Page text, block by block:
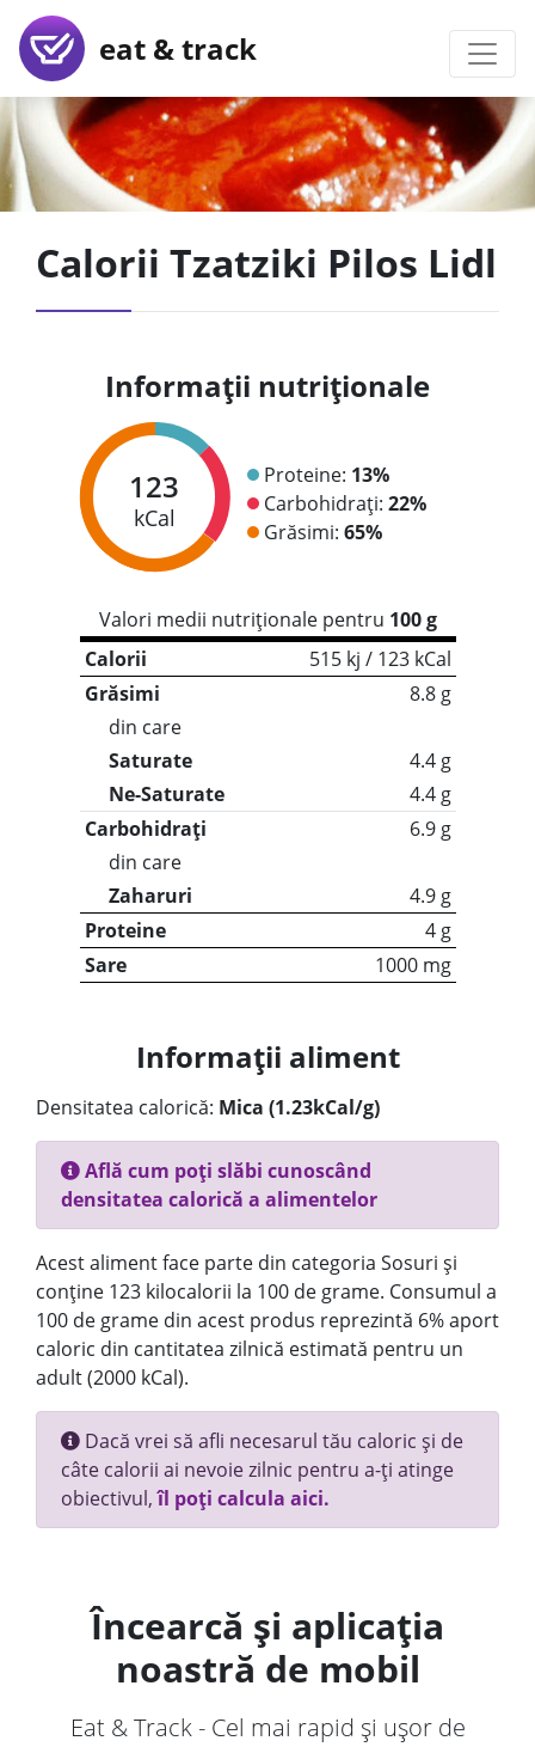
eat & track
Calorii Tzatziki Pilos Lidl
Informații nutriționale
123
kCal
Proteine: 13%
Carbohidrați: 22%
Grăsimi: 65%
Valori medii nutriționale pentru 100 g
Calorii
515 kj / 123 kCal
Grăsimi
8.8 g
din care
Saturate
4.4 g
Ne-Saturate
4.4 g
Carbohidrați
6.9 g
din care
Zaharuri
4.9 g
Proteine
4 g
Sare
1000 mg
Informații aliment
Densitatea calorică: Mica (1.23kCal/g)
Află cum poți slăbi cunoscând
densitatea calorică a alimentelor
Acest aliment face parte din categoria Sosuri și
conține 123 kilocalorii la 100 de grame. Consumul a
100 de grame din acest produs reprezintă 6% aport
caloric din cantitatea zilnică estimată pentru un
adult (2000 kCal).
Dacă vrei să afli necesarul tău caloric și de
câte calorii ai nevoie zilnic pentru a-ți atinge
obiectivul,îl poți calcula aici.
Încearcă și aplicația
noastră de mobil
Eat & Track - Cel mai rapid și ușor de